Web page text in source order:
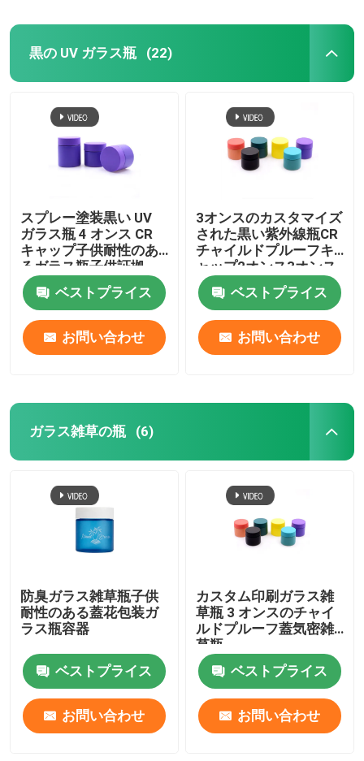
黒の UV ガラス瓶 (22)
スプレー塗装黒い UV
ガラス瓶 4 オンス CR
キャップ子供耐性のあ
るガラス瓶子供証拠
ベストプライス
お問い合わせ
3オンスのカスタマイズ
された黒い紫外線瓶CR
チャイルドプルーフキ
ャップ2オンス3オンス
4オンスの瓶ガラス
ベストプライス
お問い合わせ
ガラス雑草の瓶 (6)
防臭ガラス雑草瓶子供
耐性のある蓋花包装ガ
ラス瓶容器
ベストプライス
お問い合わせ
カスタム印刷ガラス雑
草瓶 3 オンスのチャイ
ルドプルーフ蓋気密雑
草瓶
ベストプライス
お問い合わせ